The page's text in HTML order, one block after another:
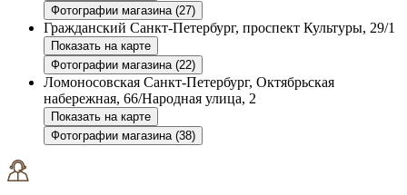
Фотографии магазина (27)
Гражданский Санкт-Петербург, проспект Культуры, 29/1
Показать на карте
Фотографии магазина (22)
Ломоносовская Санкт-Петербург, Октябрьская
набережная, 66/Народная улица, 2
Показать на карте
Фотографии магазина (38)